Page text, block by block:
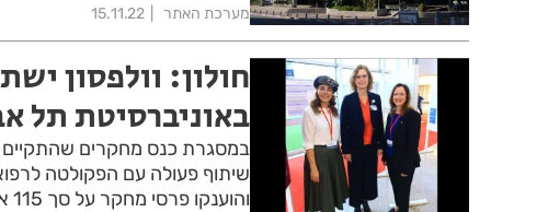
מערכת האתר 15.11.22
חולון: וולפסון
באוניברסיטת תל
שיתוף פעולה עם הפקולטה
והוענקו פרסי מחקר על סך 115 אלף שקלים לחמישה חוקרים וחוקרות מצטיינים.